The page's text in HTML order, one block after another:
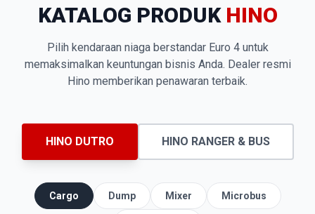
KATALOG PRODUK HINO
Pilih kendaraan niaga berstandar Euro 4 untuk
memaksimalkan keuntungan bisnis Anda. Dealer resmi
Hino memberikan penawaran terbaik.
HINO DUTRO HINO RANGER & BUS
Cargo Dump Mixer Microbus